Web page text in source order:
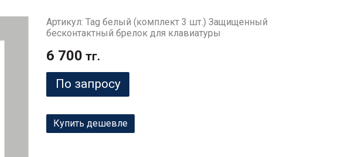
Артикул: Tag белый (комплект 3 шт.) Защищенный
бесконтактный брелок для клавиатуры
6 700 тг.
По запросу
Купить дешевле